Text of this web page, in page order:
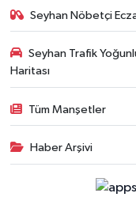
Seyhan Nöbetçi
Seyhan Trafik
Haritası
Tüm Manşetler
Haber Arşivi